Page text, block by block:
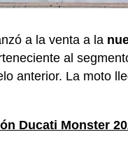
a la venta a la
al
anterior. La moto
Ducati Monster